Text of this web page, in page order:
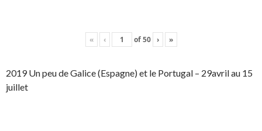
« ‹ of50 › »
2019 Un peu de Galice (Espagne) et le Portugal – 29avril au 15
juillet